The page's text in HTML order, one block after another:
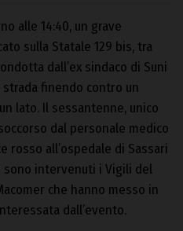
alle 14:40, un grave
sulla Statale 129 bis, tra
dall’ex sindaco di Suni
finendo contro un
lato. Il sessantenne, unico
dal personale medico
rosso all’ospedale di Sassari
sono intervenuti i Vigili del
che hanno messo in
dall’evento.